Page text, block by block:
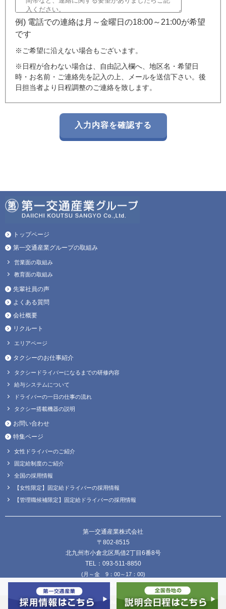
例) 電話での連絡は月～金曜日の18:00～21:00が希望
です
※ご希望に沿えない場合もございます。
※日程が合わない場合は、自由記入欄へ、地区名・希望日
時・お名前・ご連絡先を記入の上、メールを送信下さい。後
日担当者より日程調整のご連絡を致します。
トップページ
第一交通産業グループの取組み
営業面の取組み
教育面の取組み
先輩社員の声
よくある質問
会社概要
リクルート
エリアページ
タクシーのお仕事紹介
タクシードライバーになるまでの研修内容
給与システムについて
ドライバーの一日の仕事の流れ
タクシー搭載機器の説明
お問い合わせ
特集ページ
女性ドライバーのご紹介
固定給制度のご紹介
全国の採用情報
【女性限定】固定給ドライバーの採用情報
【管理職候補限定】固定給ドライバーの採用情報
第一交通産業株式会社
〒802-8515
北九州市小倉北区馬借2丁目6番8号
TEL：093-511-8850
(月～金 9：00～17：00)
FAX：093-511-8838
Copyright © DAIICHI KOUTSU SANGYO Co.,Ltd. all Rights Reserved.